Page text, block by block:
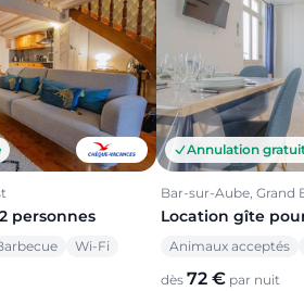
personnes
Wi-Fi
Annulation
Bar-sur-Aube, Grand
Location gîte
Animaux acceptés
dès 72 € par nuit